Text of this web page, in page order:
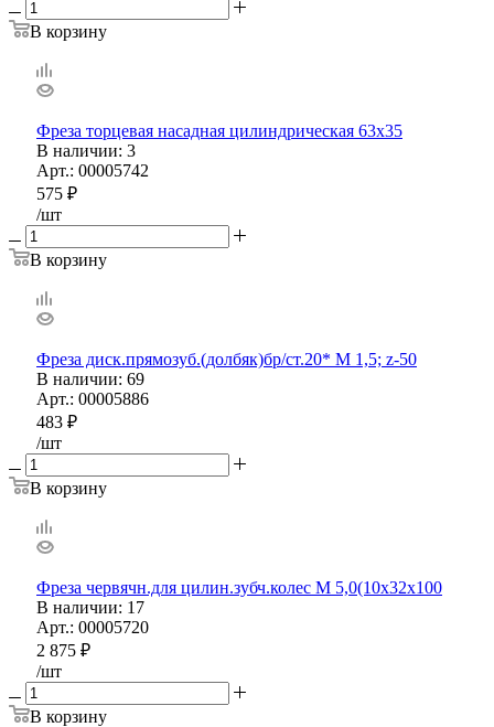
В корзину
Фреза торцевая насадная цилиндрическая 63х35
В наличии: 3
Арт.: 00005742
575 ₽
/шт
В корзину
Фреза диск.прямозуб.(долбяк)бр/ст.20* М 1,5; z-50
В наличии: 69
Арт.: 00005886
483 ₽
/шт
В корзину
Фреза червячн.для цилин.зубч.колес М 5,0(10х32х100
В наличии: 17
Арт.: 00005720
2 875 ₽
/шт
В корзину